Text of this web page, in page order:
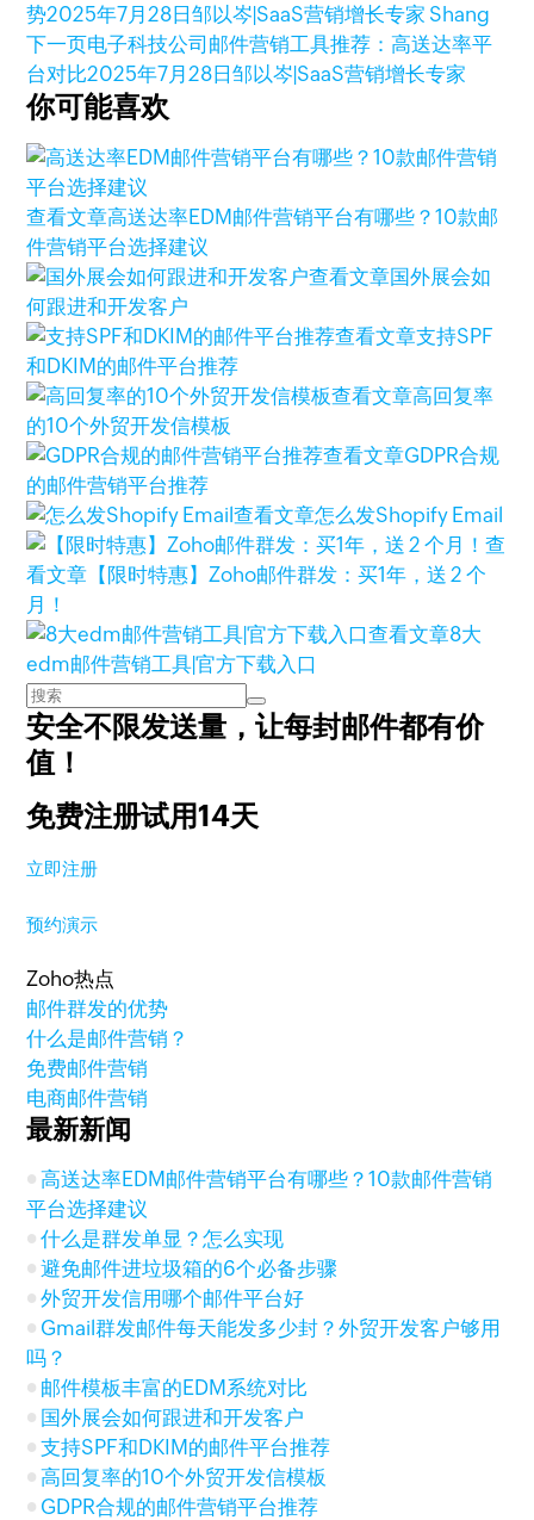
势2025年7月28日邹以岑|SaaS营销增长专家 Shang
下一页电子科技公司邮件营销工具推荐：高送达率平
台对比2025年7月28日邹以岑|SaaS营销增长专家
你可能喜欢
查看文章高送达率EDM邮件营销平台有哪些？10款邮
件营销平台选择建议
查看文章国外展会如
何跟进和开发客户
查看文章支持SPF
和DKIM的邮件平台推荐
查看文章高回复率
的10个外贸开发信模板
查看文章GDPR合规
的邮件营销平台推荐
查看文章怎么发Shopify Email
查
看文章 【限时特惠】Zoho邮件群发：买1年，送 2 个
月！
查看文章8大
edm邮件营销工具|官方下载入口
安全不限发送量，让每封邮件都有价
值！
免费注册试用14天
立即注册
预约演示
Zoho热点
邮件群发的优势
什么是邮件营销？
免费邮件营销
电商邮件营销
最新新闻
高送达率EDM邮件营销平台有哪些？10款邮件营销
平台选择建议
什么是群发单显？怎么实现
避免邮件进垃圾箱的6个必备步骤
外贸开发信用哪个邮件平台好
Gmail群发邮件每天能发多少封？外贸开发客户够用
吗？
邮件模板丰富的EDM系统对比
国外展会如何跟进和开发客户
支持SPF和DKIM的邮件平台推荐
高回复率的10个外贸开发信模板
GDPR合规的邮件营销平台推荐